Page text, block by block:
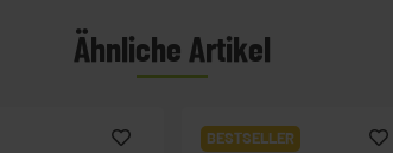
Ähnliche Artikel
BESTSELLER